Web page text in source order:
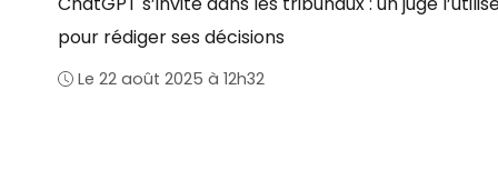
pour rédiger ses décisions
Le 22 août 2025 à 12h32